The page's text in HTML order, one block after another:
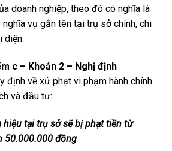
doanh nghiệp, theo đó có nghĩa là
vụ gắn tên tại trụ sở chính, chi
diện.
c – Khoản 2 – Nghị định
định về xử phạt vi phạm hành chính
và đầu tư:
hiệu tại trụ sở sẽ bị phạttiền từ
50.000.000 đồng